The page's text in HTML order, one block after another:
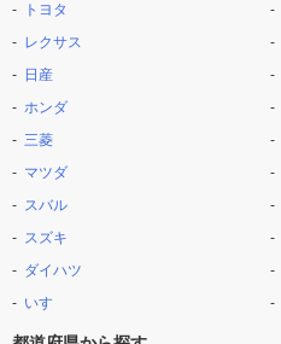
トヨタ
レクサス
日産
ホンダ
三菱
マツダ
スバル
スズキ
ダイハツ
いすゞ